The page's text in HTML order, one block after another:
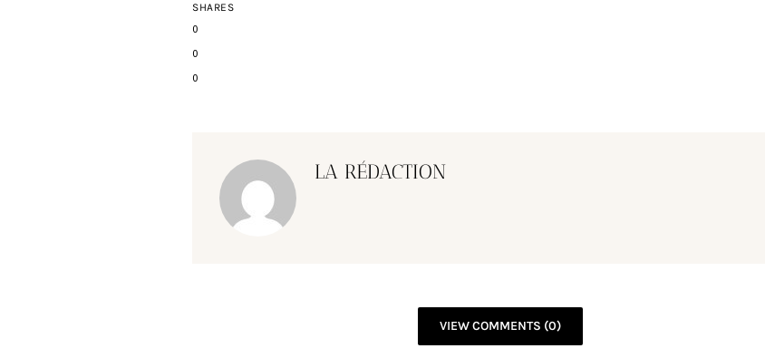
SHARES
0
0
0
LA RÉDACTION
VIEW COMMENTS (0)